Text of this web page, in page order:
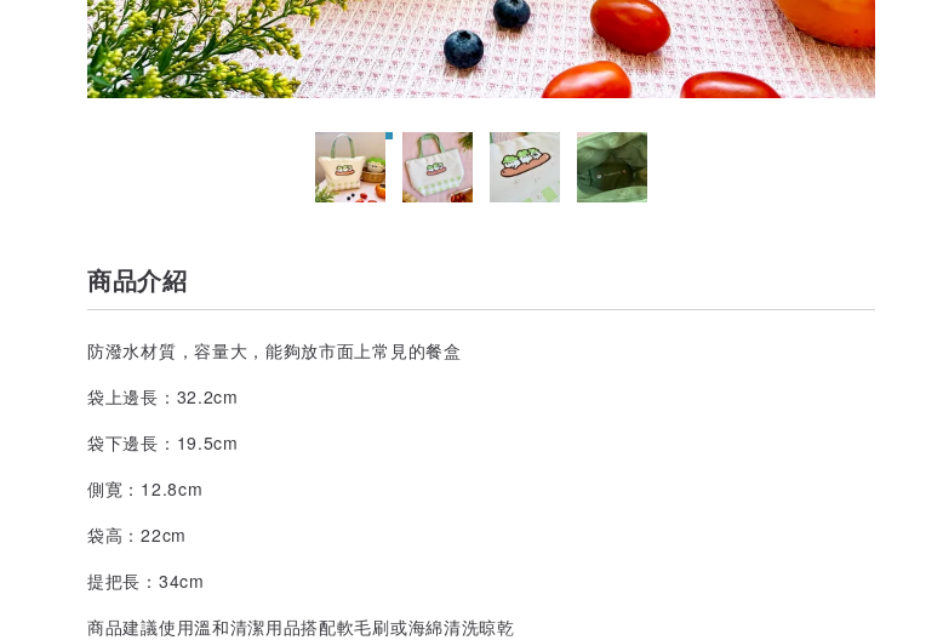
商品介紹
防潑水材質，容量大，能夠放市面上常見的餐盒
袋上邊長：32.2cm
袋下邊長：19.5cm
側寛：12.8cm
袋高：22cm
提把長：34cm
商品建議使用溫和清潔用品搭配軟毛刷或海綿清洗晾乾